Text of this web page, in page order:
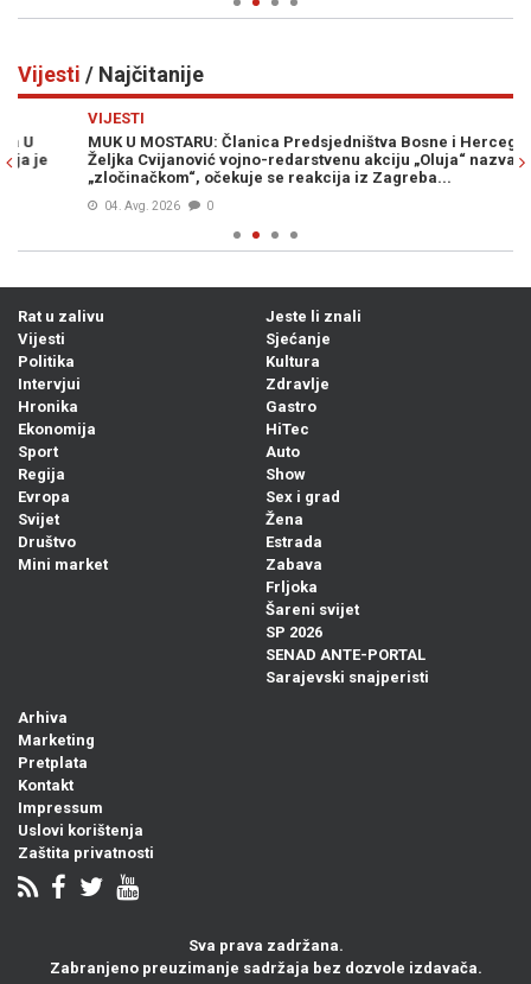
Vijesti / Najčitanije
MUK U MOSTARU: Članica Predsjedništva Bosne i Hercegovine
Željka Cvijanović vojno-redarstvenu akciju „Oluja“ nazvala
„zločinačkom“, očekuje se reakcija iz Zagreba...
04. Avg. 2026 0
Rat u zalivu
Vijesti
Politika
Intervjui
Hronika
Ekonomija
Sport
Regija
Evropa
Svijet
Društvo
Mini market
Jeste li znali
Sjećanje
Kultura
Zdravlje
Gastro
HiTec
Auto
Show
Sex i grad
Žena
Estrada
Zabava
Frljoka
Šareni svijet
SP 2026
SENAD ANTE-PORTAL
Sarajevski snajperisti
Arhiva
Marketing
Pretplata
Kontakt
Impressum
Uslovi korištenja
Zaštita privatnosti
Sva prava zadržana.
Zabranjeno preuzimanje sadržaja bez dozvole izdavača.